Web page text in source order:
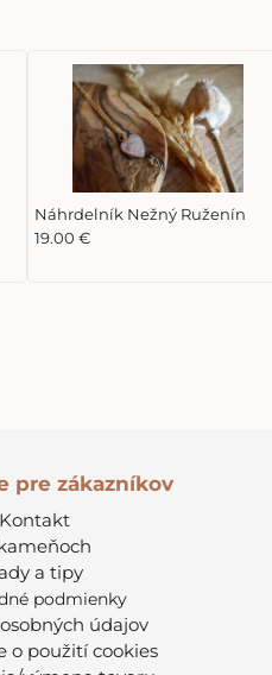
Náhrdelník Nežný Ruženín
19.00 €
pre zákazníkov
Kontakt
a tipy
podmienky
údajov
o použití cookies